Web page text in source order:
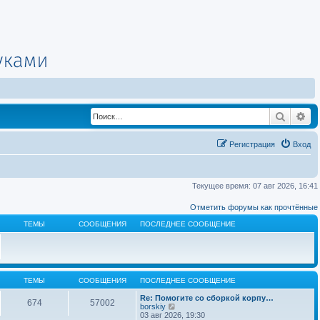
Поиск
Вход
Регистрация
Текущее время: 07 авг 2026, 16:41
Отметить форумы как прочтённые
ТЕМЫ СООБЩЕНИЯ ПОСЛЕДНЕЕ СООБЩЕНИЕ
ТЕМЫ СООБЩЕНИЯ ПОСЛЕДНЕЕ СООБЩЕНИЕ
674 57002
Re: Помогите со сборкой корпу…
borskiy
е
03 авг 2026, 19:30